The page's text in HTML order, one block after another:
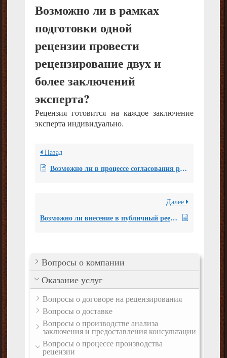
Вопросы о компании
Оказание услуг
Вопросы о договоре на рецензирования
Вопросы о доставке
Вопросы о производстве анализа
заключения и предоставления консультации
Вопросы о процессе производства
рецензии
Возможно ли в рамках
подготовки одной
рецензии провести
рецензирование двух и
более заключений
эксперта?
Рецензия готовится на каждое заключение
эксперта индивидуально.
Назад
Возможно ли в процессе согласования рецензии убрать один или несколько вопросов, поставленных перед рецензентом?
Далее
Возможно ли внесение в публичный реестр вашей СРО данных о подготовленной мне справки о выявленных нарушениях?